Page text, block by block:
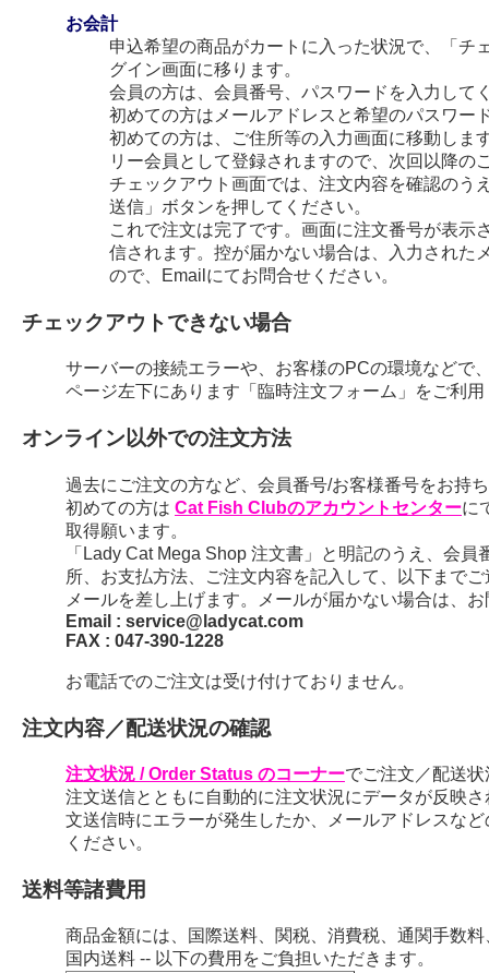
お会計
申込希望の商品がカートに入った状況で、「チ
グイン画面に移ります。
会員の方は、会員番号、パスワードを入力して
初めての方はメールアドレスと希望のパスワー
初めての方は、ご住所等の入力画面に移動しま
リー会員として登録されますので、次回以降の
チェックアウト画面では、注文内容を確認のう
送信」ボタンを押してください。
これで注文は完了です。画面に注文番号が表
信されます。控が届かない場合は、入力された
ので、Emailにてお問合せください。
チェックアウトできない場合
サーバーの接続エラーや、お客様のPCの環境などで
ページ左下にあります「臨時注文フォーム」をご利
オンライン以外での注文方法
過去にご注文の方など、会員番号/お客様番号をお持
初めての方は Cat Fish Clubのアカウントセンターに
取得願います。
「Lady Cat Mega Shop 注文書」と明記のうえ、会
所、お支払方法、ご注文内容を記入して、以下まで
メールを差し上げます。メールが届かない場合は、
Email : service@ladycat.com
FAX : 047-390-1228
お電話でのご注文は受け付けておりません。
注文内容／配送状況の確認
注文状況 / Order Status のコーナーでご注文／配送
注文送信とともに自動的に注文状況にデータが反映
文送信時にエラーが発生したか、メールアドレスな
ください。
送料等諸費用
商品金額には、国際送料、関税、消費税、通関手数
国内送料 -- 以下の費用をご負担いただきます。